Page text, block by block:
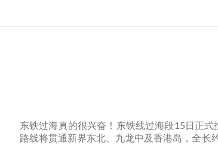
东铁过海真的很兴奋！东铁线过海段15日正
路线将贯通新界东北、九龙中及香港岛，全长